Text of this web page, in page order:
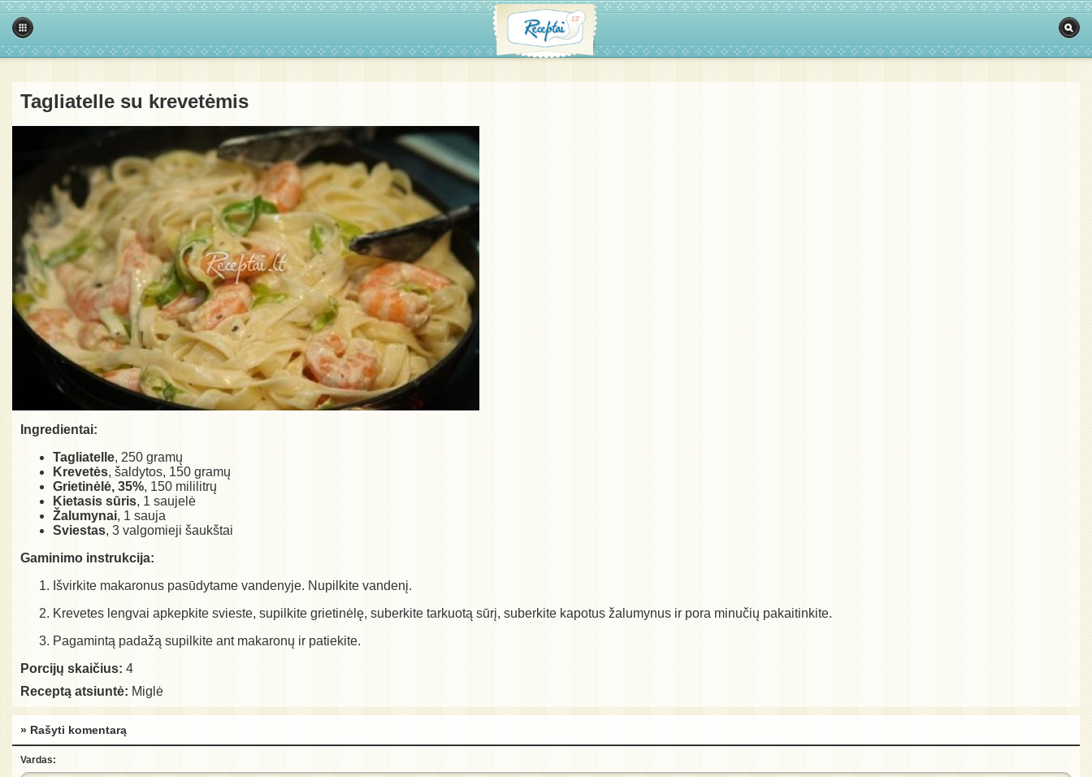
Tagliatelle su krevetėmis
Ingredientai:
Tagliatelle, 250 gramų
Krevetės, šaldytos, 150 gramų
Grietinėlė, 35%, 150 mililitrų
Kietasis sūris, 1 saujelė
Žalumynai, 1 sauja
Sviestas, 3 valgomieji šaukštai
Gaminimo instrukcija:
Išvirkite makaronus pasūdytame vandenyje. Nupilkite vandenį.
Krevetes lengvai apkepkite svieste, supilkite grietinėlę, suberkite tarkuotą sūrį, suberkite kapotus žalumynus ir pora minučių pakaitinkite.
Pagamintą padažą supilkite ant makaronų ir patiekite.
Porcijų skaičius: 4
Receptą atsiuntė: Miglė
» Rašyti komentarą
Vardas: